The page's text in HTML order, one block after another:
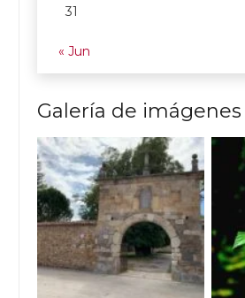
31
« Jun
Galería de imágenes